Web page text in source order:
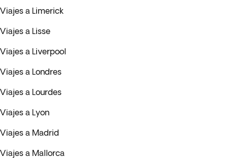
Viajes a Limerick
Viajes a Lisse
Viajes a Liverpool
Viajes a Londres
Viajes a Lourdes
Viajes a Lyon
Viajes a Madrid
Viajes a Mallorca